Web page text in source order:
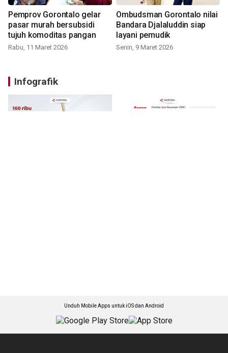
Pemprov Gorontalo gelar
pasar murah bersubsidi
tujuh komoditas pangan
Rabu, 11 Maret 2026
Ombudsman Gorontalo nilai
Bandara Djalaluddin siap
layani pemudik
Senin, 9 Maret 2026
Infografik
Unduh Mobile Apps untuk iOS dan Android